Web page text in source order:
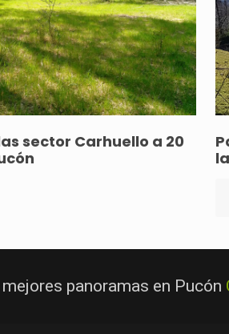
sector Carhuello a 20
panoramas en Pucón